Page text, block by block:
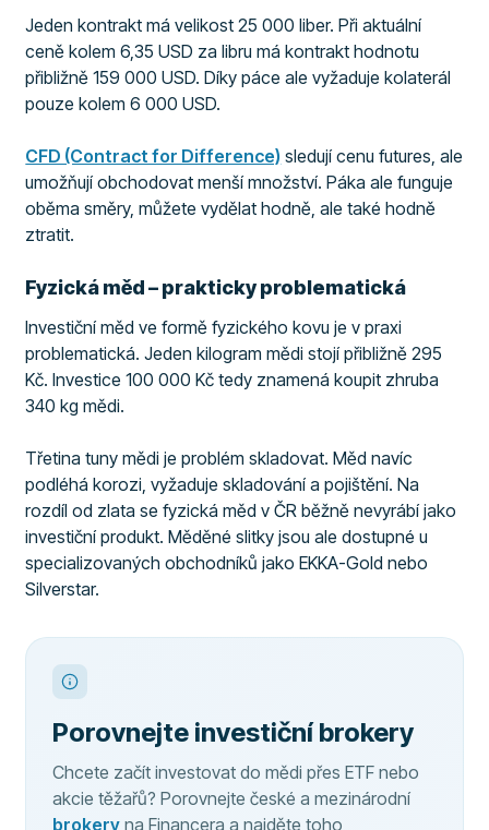
Jeden kontrakt má velikost 25 000 liber. Při aktuální
ceně kolem 6,35 USD za libru má kontrakt hodnotu
přibližně 159 000 USD. Díky páce ale vyžaduje kolaterál
pouze kolem 6 000 USD.
CFD (Contract for Difference) sledují cenu futures, ale
umožňují obchodovat menší množství. Páka ale funguje
oběma směry, můžete vydělat hodně, ale také hodně
ztratit.
Fyzická měd – prakticky problematická
Investiční měd ve formě fyzického kovu je v praxi
problematická. Jeden kilogram mědi stojí přibližně 295
Kč. Investice 100 000 Kč tedy znamená koupit zhruba
340 kg mědi.
Třetina tuny mědi je problém skladovat. Měd navíc
podléhá korozi, vyžaduje skladování a pojištění. Na
rozdíl od zlata se fyzická měd v ČR běžně nevyrábí jako
investiční produkt. Měděné slitky jsou ale dostupné u
specializovaných obchodníků jako EKKA-Gold nebo
Silverstar.
Porovnejte investiční brokery
Chcete začít investovat do mědi přes ETF nebo
akcie těžařů? Porovnejte české a mezinárodní
brokery na Financera a najděte toho